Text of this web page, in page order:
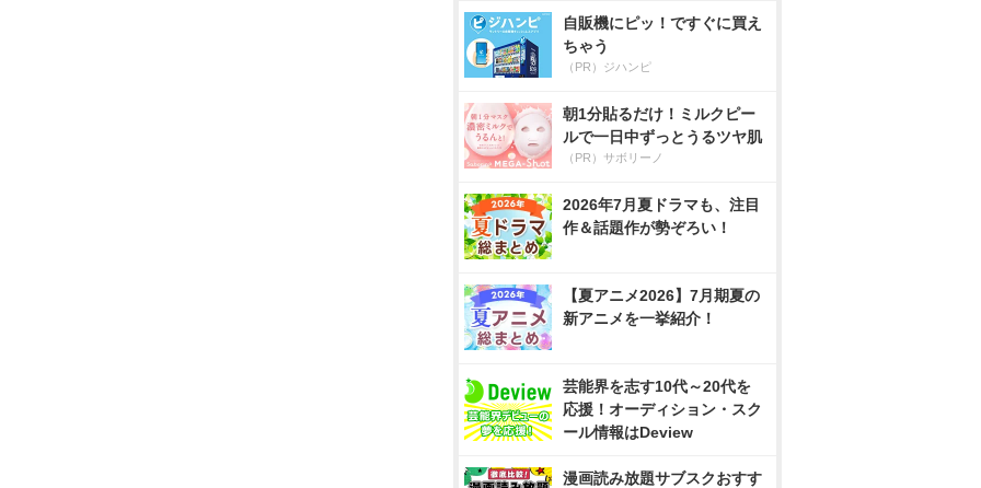
自販機にピッ！ですぐに買え
ちゃう
（PR）ジハンピ
朝1分貼るだけ！ミルクピー
ルで一日中ずっとうるツヤ肌
（PR）サボリーノ
2026年7月夏ドラマも、注目
作＆話題作が勢ぞろい！
【夏アニメ2026】7月期夏の
新アニメを一挙紹介！
芸能界を志す10代～20代を
応援！オーディション・スク
ール情報はDeview
漫画読み放題サブスクおすす